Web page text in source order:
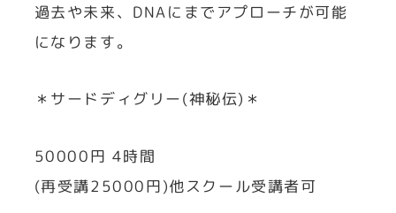
過去や未来、DNAにまでアプローチが可能
になります。
＊サードディグリー(神秘伝)＊
50000円 4時間
(再受講25000円)他スクール受講者可